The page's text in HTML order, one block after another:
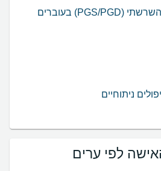
אבחון גנטי טרום השרשתי (PGS/PGD) בעוברים
ניתוחיים
לפי ערים